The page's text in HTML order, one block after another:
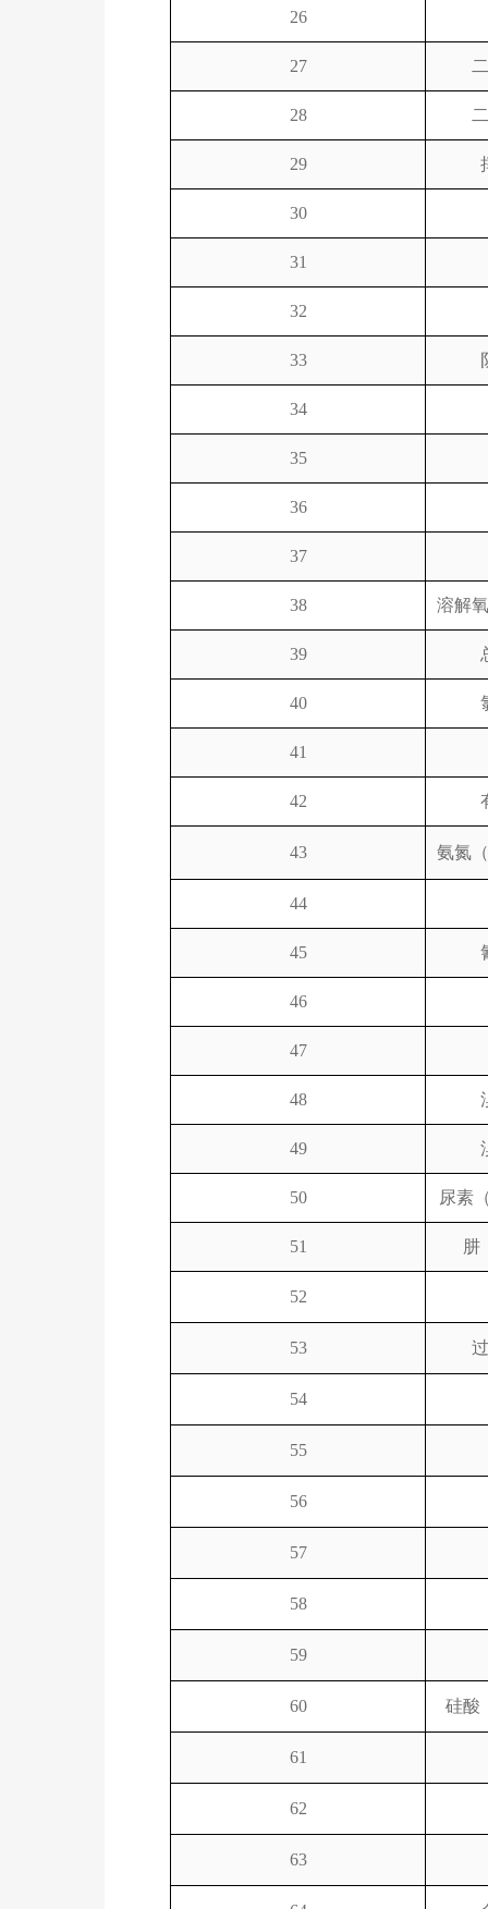
26
27
28
29
30
31
32
33
34
35
36
37
38 溶解氧
39
40
41
42
43 氨氮
44
45
46
47
48
49
50 尿素
51 肼
52
53
54
55
56
57
58
59
60 硅酸
61
62
63